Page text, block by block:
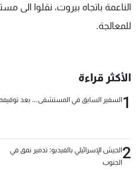
الناعمة باتجاه بيروت، نقلوا الى
للمعالجة.
الأكثر قراءة
1السفير السابق في المستشفى... بعد
2الجيش الإسرائيلي بالفيديو: تدمير نفق في
الجنوب
لاعلاناتكم
شروط